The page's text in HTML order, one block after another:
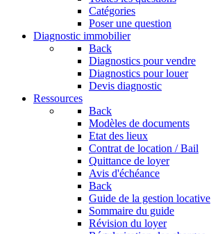
Catégories
Poser une question
Diagnostic immobilier
Back
Diagnostics pour vendre
Diagnostics pour louer
Devis diagnostic
Ressources
Back
Modèles de documents
Etat des lieux
Contrat de location / Bail
Quittance de loyer
Avis d'échéance
Back
Guide de la gestion locative
Sommaire du guide
Révision du loyer